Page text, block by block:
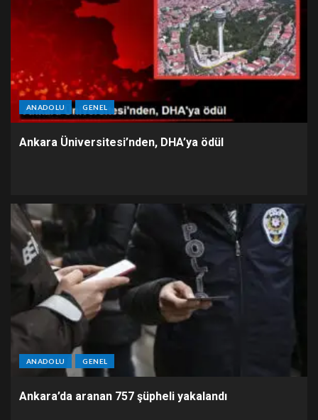
ANADOLU GENEL
Ankara Üniversitesi’nden, DHA’ya ödül
ANADOLU GENEL
Ankara’da aranan 757 şüpheli yakalandı